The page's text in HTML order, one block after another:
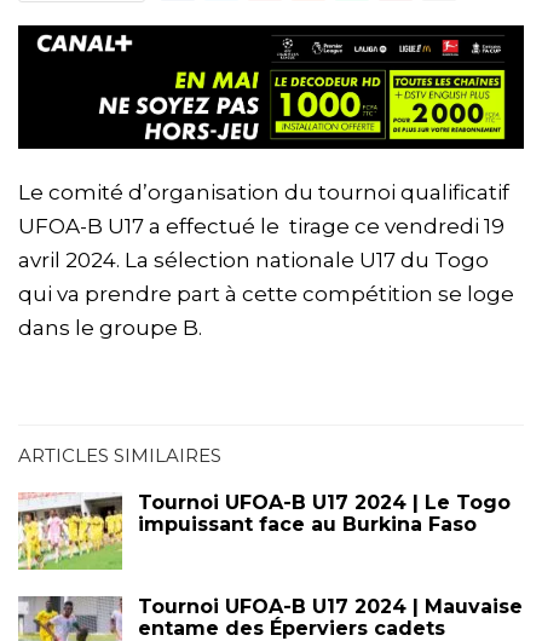
Le comité d’organisation du tournoi qualificatif
UFOA-B U17 a effectué le tirage ce vendredi 19
avril 2024. La sélection nationale U17 du Togo
qui va prendre part à cette compétition se loge
dans le groupe B.
ARTICLES SIMILAIRES
Tournoi UFOA-B U17 2024 | Le Togo
impuissant face au Burkina Faso
Tournoi UFOA-B U17 2024 | Mauvaise
entame des Éperviers cadets